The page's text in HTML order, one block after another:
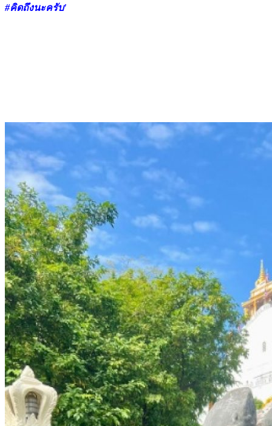
#คิดถึงนะครับ'